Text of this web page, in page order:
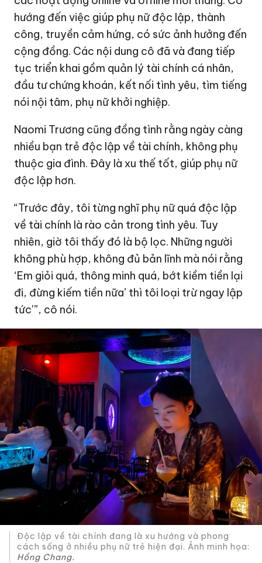
hướng đến việc giúp phụ nữ độc lập, thành
công, truyền cảm hứng, có sức ảnh hưởng đến
cộng đồng. Các nội dung cô đã và đang tiếp
tục triển khai gồm quản lý tài chính cá nhân,
đầu tư chứng khoán, kết nối tình yêu, tìm tiếng
nói nội tâm, phụ nữ khởi nghiệp.
Naomi Trương cũng đồng tình rằng ngày càng
nhiều bạn trẻ độc lập về tài chính, không phụ
thuộc gia đình. Đây là xu thế tốt, giúp phụ nữ
độc lập hơn.
“Trước đây, tôi từng nghĩ phụ nữ quá độc lập
về tài chính là rào cản trong tình yêu. Tuy
nhiên, giờ tôi thấy đó là bộ lọc. Những người
không phù hợp, không đủ bản lĩnh mà nói rằng
‘Em giỏi quá, thông minh quá, bớt kiềm tiền lại
đi, đừng kiếm tiền nữa’ thì tôi loại trừ ngay lập
tức'”, cô nói.
Độc lập về tài chính đang là xu hướng và phong
cách sống ở nhiều phụ nữ trẻ hiện đại. Ảnh minh họa:
Hồng Chang.